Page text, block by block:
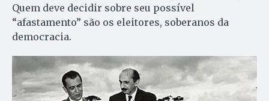
Quem deve decidir sobre seu possível
“afastamento” são os eleitores, soberanos da
democracia.